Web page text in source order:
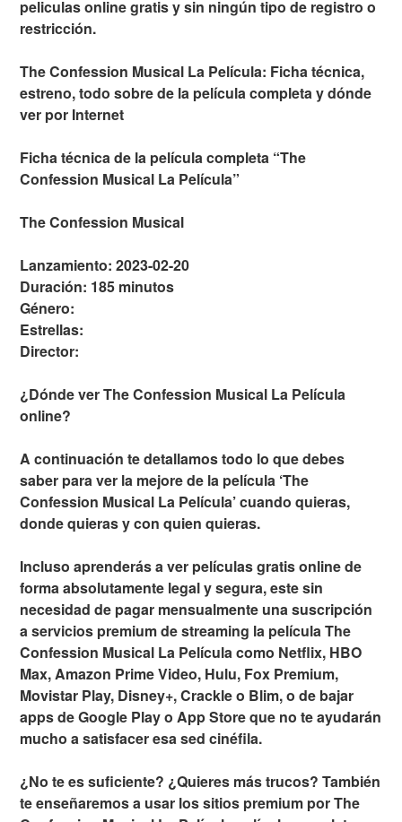
peliculas online gratis y sin ningún tipo de registro o
restricción.
The Confession Musical La Película: Ficha técnica,
estreno, todo sobre de la película completa y dónde
ver por Internet
Ficha técnica de la película completa “The
Confession Musical La Película”
The Confession Musical
Lanzamiento: 2023-02-20
Duración: 185 minutos
Género:
Estrellas:
Director:
¿Dónde ver The Confession Musical La Película
online?
A continuación te detallamos todo lo que debes
saber para ver la mejore de la película ‘The
Confession Musical La Película’ cuando quieras,
donde quieras y con quien quieras.
Incluso aprenderás a ver películas gratis online de
forma absolutamente legal y segura, este sin
necesidad de pagar mensualmente una suscripción
a servicios premium de streaming la película The
Confession Musical La Película como Netflix, HBO
Max, Amazon Prime Video, Hulu, Fox Premium,
Movistar Play, Disney+, Crackle o Blim, o de bajar
apps de Google Play o App Store que no te ayudarán
mucho a satisfacer esa sed cinéfila.
¿No te es suficiente? ¿Quieres más trucos? También
te enseñaremos a usar los sitios premium por The